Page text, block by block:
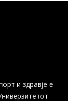
и здравје е